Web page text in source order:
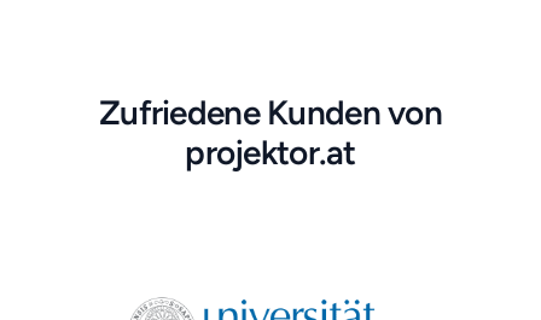
Zufriedene Kunden von
projektor.at